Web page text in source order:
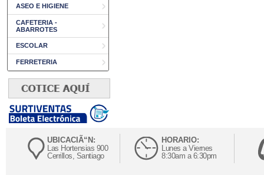
ASEO E HIGIENE
CAFETERIA -
ABARROTES
ESCOLAR
FERRETERIA
UBICACIÃ“N:
Las Hortensias 900
Cerrillos, Santiago
HORARIO:
Lunes a Viernes
8:30am a 6:30pm